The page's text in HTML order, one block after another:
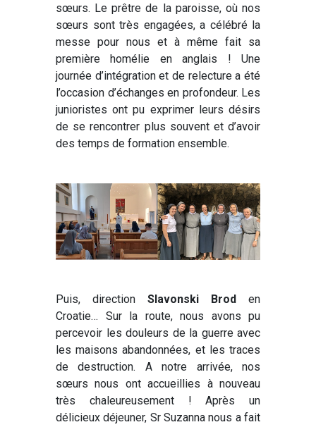
sœurs. Le prêtre de la paroisse, où nos
sœurs sont très engagées, a célébré la
messe pour nous et à même fait sa
première homélie en anglais ! Une
journée d’intégration et de relecture a été
l’occasion d’échanges en profondeur. Les
junioristes ont pu exprimer leurs désirs
de se rencontrer plus souvent et d’avoir
des temps de formation ensemble.
Puis, direction Slavonski Brod
en
Croatie… Sur la route, nous avons pu
percevoir les douleurs de la guerre avec
les maisons abandonnées, et les traces
de destruction. A notre arrivée, nos
sœurs nous ont accueillies à nouveau
très chaleureusement ! Après un
délicieux déjeuner, Sr Suzanna nous a fait